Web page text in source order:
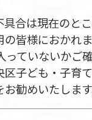
具合は現在のと
の皆様におかれ
っていないかご
区子ども・子育
勧めいたします